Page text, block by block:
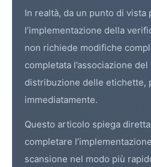
In realtà, da un punto di vista
l’implementazione della
non richiede modifiche
completata l’associazione
distribuzione delle etichette,
immediatamente.
Questo articolo spiega
completare
scansione nel modo più